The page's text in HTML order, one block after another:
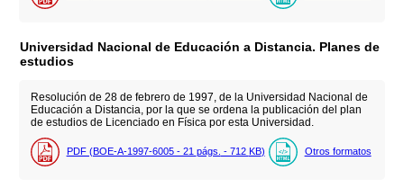
Universidad Nacional de Educación a Distancia. Planes de
estudios
Resolución de 28 de febrero de 1997, de la Universidad Nacional de
Educación a Distancia, por la que se ordena la publicación del plan
de estudios de Licenciado en Física por esta Universidad.
PDF (BOE-A-1997-6005 - 21 págs. - 712 KB) Otros formatos